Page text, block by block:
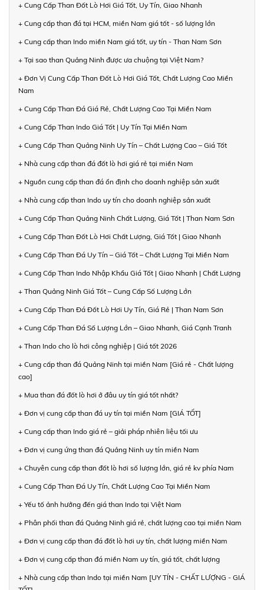
+ Cung Cấp Than Đốt Lò Hơi Giá Tốt, Uy Tín, Giao Nhanh
+ Cung cấp than đá tại HCM, miền Nam giá tốt - số lượng lớn
+ Cung cấp than Indo miền Nam giá tốt, uy tín - Than Nam Sơn
+ Tại sao than Quảng Ninh được ưa chuộng tại Việt Nam?
+ Đơn Vị Cung Cấp Than Đốt Lò Hơi Giá Tốt, Chất Lượng Cao Miền
Nam
+ Cung Cấp Than Đá Giá Rẻ, Chất Lượng Cao Tại Miền Nam
+ Cung Cấp Than Indo Giá Tốt | Uy Tín Tại Miền Nam
+ Cung Cấp Than Quảng Ninh Uy Tín – Chất Lượng Cao – Giá Tốt
+ Nhà cung cấp than đá đốt lò hơi giá rẻ tại miền Nam
+ Nguồn cung cấp than đá ổn định cho doanh nghiệp sản xuất
+ Nhà cung cấp than Indo uy tín cho doanh nghiệp sản xuất
+ Cung Cấp Than Quảng Ninh Chất Lượng, Giá Tốt | Than Nam Sơn
+ Cung Cấp Than Đốt Lò Hơi Chất Lượng, Giá Tốt | Giao Nhanh
+ Cung Cấp Than Đá Uy Tín – Giá Tốt – Chất Lượng Tại Miền Nam
+ Cung Cấp Than Indo Nhập Khẩu Giá Tốt | Giao Nhanh | Chất Lượng
+ Than Quảng Ninh Giá Tốt – Cung Cấp Số Lượng Lớn
+ Cung Cấp Than Đá Đốt Lò Hơi Uy Tín, Giá Rẻ | Than Nam Sơn
+ Cung Cấp Than Đá Số Lượng Lớn – Giao Nhanh, Giá Cạnh Tranh
+ Than Indo cho lò hơi công nghiệp | Giá tốt 2026
+ Cung cấp than đá Quảng Ninh tại miền Nam [Giá rẻ - Chất lượng
cao]
+ Mua than đá đốt lò hơi ở đâu uy tín giá tốt nhất?
+ Đơn vị cung cấp than đá uy tín tại miền Nam [GIÁ TỐT]
+ Cung cấp than Indo giá rẻ – giải pháp nhiên liệu tối ưu
+ Đơn vị cung ứng than đá Quảng Ninh uy tín miền Nam
+ Chuyên cung cấp than đốt lò hơi số lượng lớn, giá rẻ kv phía Nam
+ Cung Cấp Than Đá Uy Tín, Chất Lượng Cao Tại Miền Nam
+ Yếu tố ảnh hưởng đến giá than Indo tại Việt Nam
+ Phân phối than đá Quảng Ninh giá rẻ, chất lượng cao tại miền Nam
+ Đơn vị cung cấp than đá đốt lò hơi uy tín, chất lượng miền Nam
+ Đơn vị cung cấp than đá miền Nam uy tín, giá tốt, chất lượng
+ Nhà cung cấp than Indo tại miền Nam [UY TÍN - CHẤT LƯỢNG - GIÁ